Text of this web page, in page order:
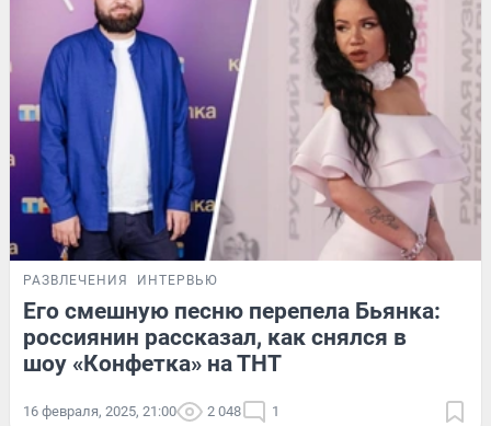
РАЗВЛЕЧЕНИЯ ИНТЕРВЬЮ
Его смешную песню перепела Бьянка:
россиянин рассказал, как снялся в
шоу «Конфетка» на ТНТ
16 февраля, 2025, 21:00 2 048 1